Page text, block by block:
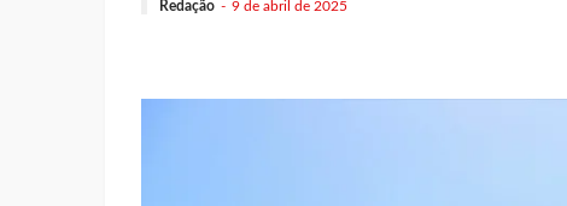
Redação 9 de abril de 2025